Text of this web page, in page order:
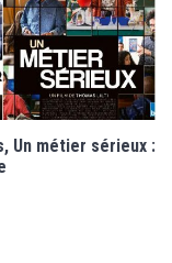
Un métier sérieux :